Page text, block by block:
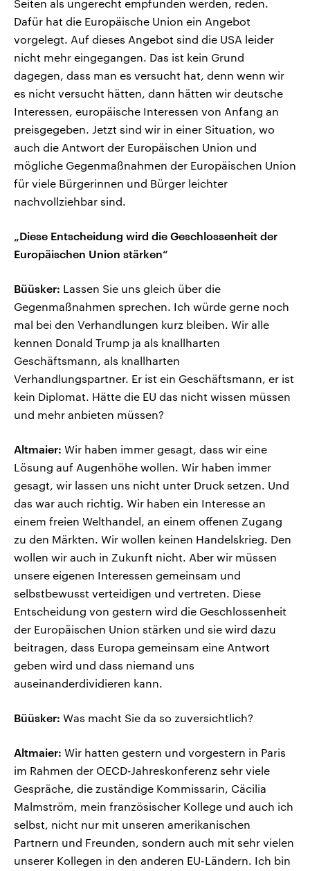
Seiten als ungerecht empfunden werden, reden.
Dafür hat die Europäische Union ein Angebot
vorgelegt. Auf dieses Angebot sind die USA leider
nicht mehr eingegangen. Das ist kein Grund
dagegen, dass man es versucht hat, denn wenn wir
es nicht versucht hätten, dann hätten wir deutsche
Interessen, europäische Interessen von Anfang an
preisgegeben. Jetzt sind wir in einer Situation, wo
auch die Antwort der Europäischen Union und
mögliche Gegenmaßnahmen der Europäischen Union
für viele Bürgerinnen und Bürger leichter
nachvollziehbar sind.
„Diese Entscheidung wird die Geschlossenheit der
Europäischen Union stärken“
Büüsker: Lassen Sie uns gleich über die
Gegenmaßnahmen sprechen. Ich würde gerne noch
mal bei den Verhandlungen kurz bleiben. Wir alle
kennen Donald Trump ja als knallharten
Geschäftsmann, als knallharten
Verhandlungspartner. Er ist ein Geschäftsmann, er ist
kein Diplomat. Hätte die EU das nicht wissen müssen
und mehr anbieten müssen?
Altmaier: Wir haben immer gesagt, dass wir eine
Lösung auf Augenhöhe wollen. Wir haben immer
gesagt, wir lassen uns nicht unter Druck setzen. Und
das war auch richtig. Wir haben ein Interesse an
einem freien Welthandel, an einem offenen Zugang
zu den Märkten. Wir wollen keinen Handelskrieg. Den
wollen wir auch in Zukunft nicht. Aber wir müssen
unsere eigenen Interessen gemeinsam und
selbstbewusst verteidigen und vertreten. Diese
Entscheidung von gestern wird die Geschlossenheit
der Europäischen Union stärken und sie wird dazu
beitragen, dass Europa gemeinsam eine Antwort
geben wird und dass niemand uns
auseinanderdividieren kann.
Büüsker: Was macht Sie da so zuversichtlich?
Altmaier: Wir hatten gestern und vorgestern in Paris
im Rahmen der OECD-Jahreskonferenz sehr viele
Gespräche, die zuständige Kommissarin, Cäcilia
Malmström, mein französischer Kollege und auch ich
selbst, nicht nur mit unseren amerikanischen
Partnern und Freunden, sondern auch mit sehr vielen
unserer Kollegen in den anderen EU-Ländern. Ich bin